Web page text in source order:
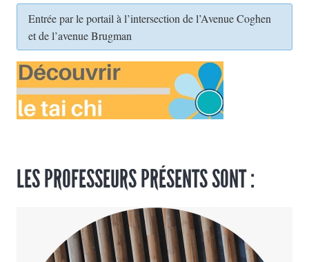
Entrée par le portail à l’intersection de l’Avenue Coghen
et de l’avenue Brugman
LES PROFESSEURS PRÉSENTS SONT :